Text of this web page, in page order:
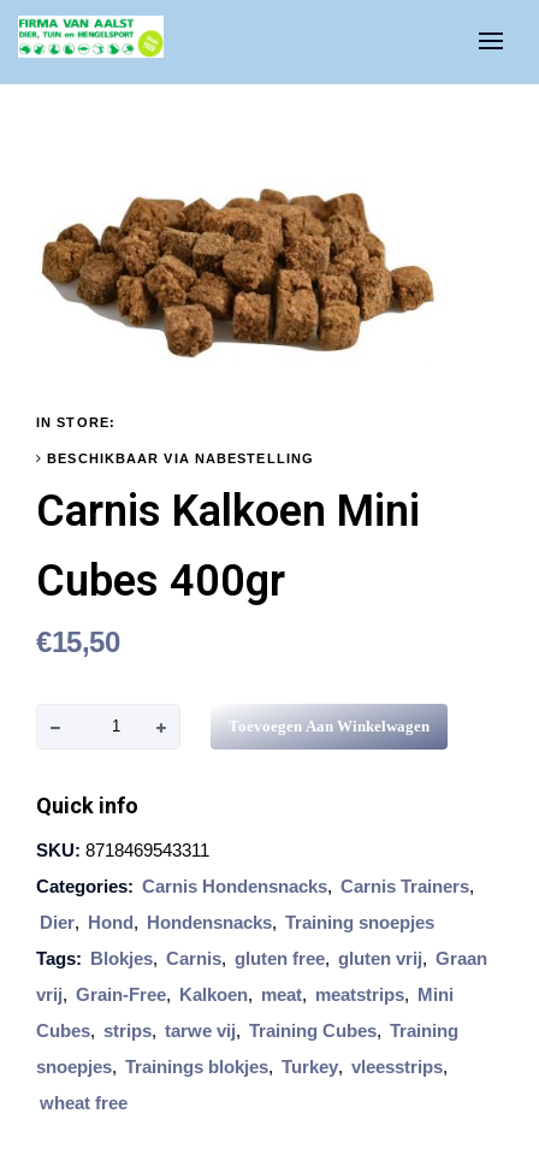
IN STORE:
BESCHIKBAAR VIA NABESTELLING
Carnis Kalkoen Mini
Cubes 400gr
€15,50
r
Toevoegen Aan Winkelwagen
Quick info
SKU: 8718469543311
Categories: Carnis Hondensnacks, Carnis Trainers,
Dier, Hond, Hondensnacks, Training snoepjes
Tags: Blokjes, Carnis, gluten free, gluten vrij, Graan
vrij, Grain-Free, Kalkoen, meat, meatstrips, Mini
Cubes, strips, tarwe vij, Training Cubes, Training
snoepjes, Trainings blokjes, Turkey, vleesstrips,
wheat free